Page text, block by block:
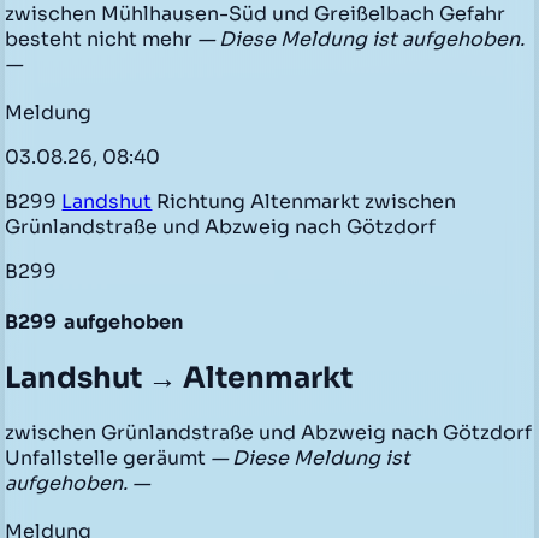
zwischen Mühlhausen-Süd und Greißelbach Gefahr
besteht nicht mehr — Diese Meldung ist aufgehoben.
—
Meldung
03.08.26, 08:40
B299 Landshut Richtung Altenmarkt zwischen
Grünlandstraße und Abzweig nach Götzdorf
B299
B299 aufgehoben
Landshut → Altenmarkt
zwischen Grünlandstraße und Abzweig nach Götzdorf
Unfallstelle geräumt — Diese Meldung ist
aufgehoben. —
Meldung